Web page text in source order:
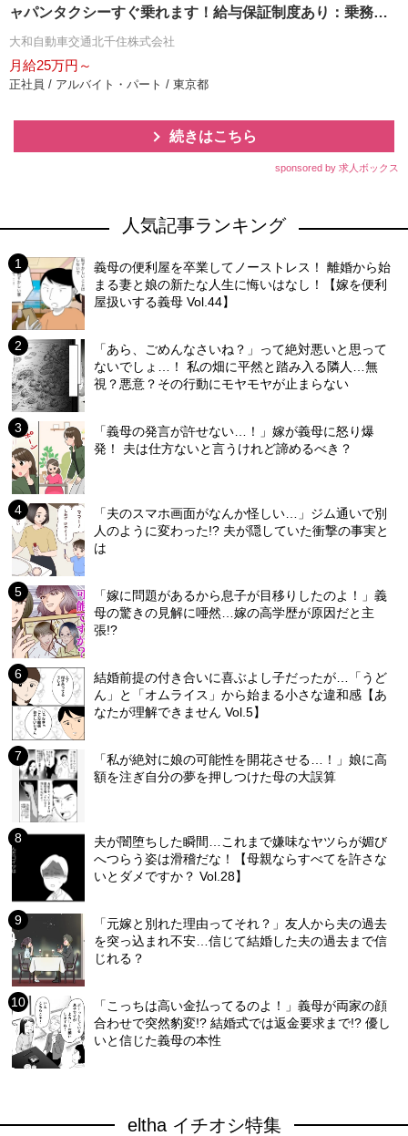
ャパンタクシーすぐ乗れます！給与保証制度あり：乗務開
始から8ヶ月間35万円その後4ヶ月間30万円の1年間の給与
保証を支給！※未経験者対象
大和自動車交通北千住株式会社
月給25万円～
正社員 / アルバイト・パート / 東京都
続きはこちら
sponsored by 求人ボックス
人気記事ランキング
義母の便利屋を卒業してノーストレス！ 離婚から始
まる妻と娘の新たな人生に悔いはなし！【嫁を便利
屋扱いする義母 Vol.44】
「あら、ごめんなさいね？」って絶対悪いと思って
ないでしょ…！ 私の畑に平然と踏み入る隣人…無
視？悪意？その行動にモヤモヤが止まらない
「義母の発言が許せない…！」嫁が義母に怒り爆
発！ 夫は仕方ないと言うけれど諦めるべき？
「夫のスマホ画面がなんか怪しい…」ジム通いで別
人のように変わった!? 夫が隠していた衝撃の事実と
は
「嫁に問題があるから息子が目移りしたのよ！」義
母の驚きの見解に唖然…嫁の高学歴が原因だと主
張!?
結婚前提の付き合いに喜ぶよし子だったが…「うど
ん」と「オムライス」から始まる小さな違和感【あ
なたが理解できません Vol.5】
「私が絶対に娘の可能性を開花させる…！」娘に高
額を注ぎ自分の夢を押しつけた母の大誤算
夫が闇堕ちした瞬間…これまで嫌味なヤツらが媚び
へつらう姿は滑稽だな！【母親ならすべてを許さな
いとダメですか？ Vol.28】
「元嫁と別れた理由ってそれ？」友人から夫の過去
を突っ込まれ不安…信じて結婚した夫の過去まで信
じれる？
「こっちは高い金払ってるのよ！」義母が両家の顔
合わせで突然豹変!? 結婚式では返金要求まで!? 優し
いと信じた義母の本性
eltha イチオシ特集